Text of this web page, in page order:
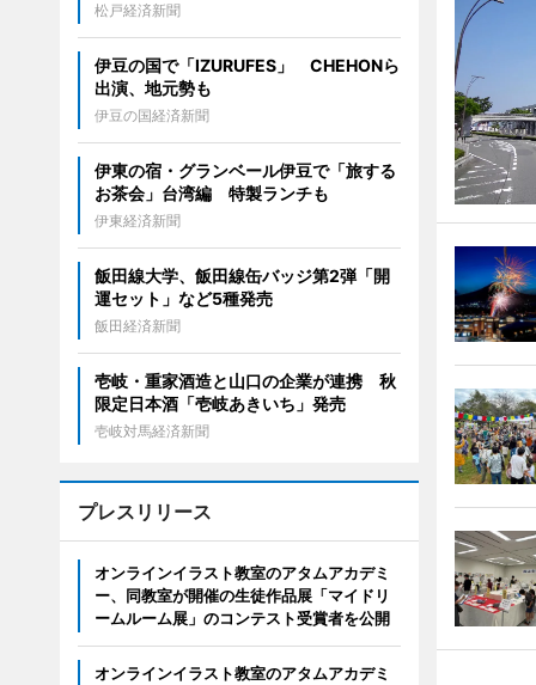
松戸経済新聞
伊豆の国で「IZURUFES」 CHEHONら
出演、地元勢も
伊豆の国経済新聞
伊東の宿・グランベール伊豆で「旅する
お茶会」台湾編 特製ランチも
伊東経済新聞
飯田線大学、飯田線缶バッジ第2弾「開
運セット」など5種発売
飯田経済新聞
壱岐・重家酒造と山口の企業が連携 秋
限定日本酒「壱岐あきいち」発売
壱岐対馬経済新聞
プレスリリース
オンラインイラスト教室のアタムアカデミ
ー、同教室が開催の生徒作品展「マイドリ
ームルーム展」のコンテスト受賞者を公開
オンラインイラスト教室のアタムアカデミ